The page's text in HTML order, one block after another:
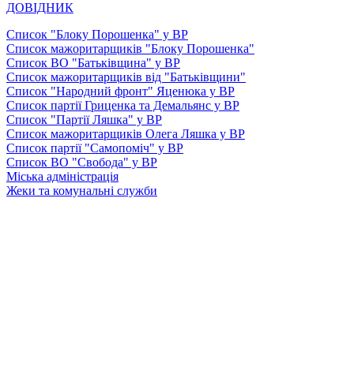
ДОВІДНИК
Список "Блоку Порошенка" у ВР
Список мажоритарщиків "Блоку Порошенка"
Список ВО "Батьківщина" у ВР
Список мажоритарщиків від "Батьківщини"
Список "Народний фронт" Яценюка у ВР
Список партії Гриценка та Демальянс у ВР
Список "Партії Ляшка" у ВР
Список мажоритарщиків Олега Ляшка у ВР
Список партії "Самопоміч" у ВР
Список ВО "Свобода" у ВР
Міська адміністрація
Жеки та комунальні служби